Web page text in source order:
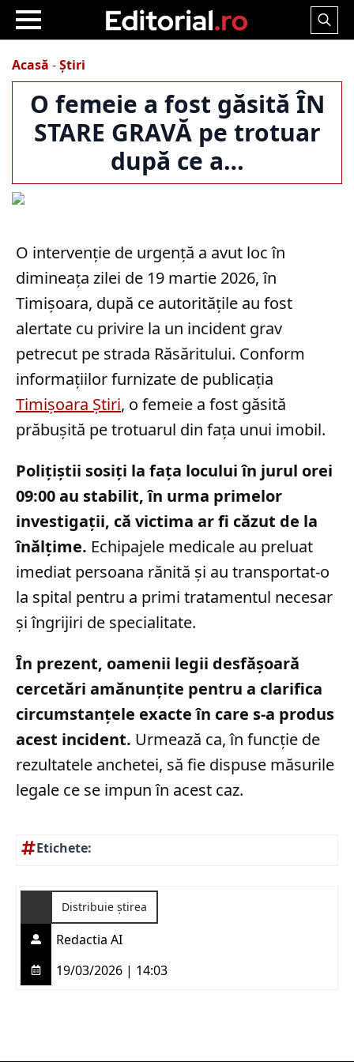
Search
Acasă -Știri
O femeie a fost găsită ÎN
STARE GRAVĂ pe trotuar
după ce a…
O intervenție de urgență a avut loc în
dimineața zilei de 19 martie 2026, în
Timișoara, după ce autoritățile au fost
alertate cu privire la un incident grav
petrecut pe strada Răsăritului. Conform
informațiilor furnizate de publicația
Timișoara Știri, o femeie a fost găsită
prăbușită pe trotuarul din fața unui imobil.
Polițiștii sosiți la fața locului în jurul orei
09:00 au stabilit, în urma primelor
investigații, că victima ar fi căzut de la
înălțime. Echipajele medicale au preluat
imediat persoana rănită și au transportat-o
la spital pentru a primi tratamentul necesar
și îngrijiri de specialitate.
În prezent, oamenii legii desfășoară
cercetări amănunțite pentru a clarifica
circumstanțele exacte în care s-a produs
acest incident. Urmează ca, în funcție de
rezultatele anchetei, să fie dispuse măsurile
legale ce se impun în acest caz.
Etichete:
Distribuie știrea
Redactia AI
19/03/2026 | 14:03